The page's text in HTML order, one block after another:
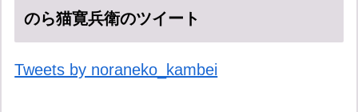
のら猫寛兵衛のツイート
Tweets by noraneko_kambei